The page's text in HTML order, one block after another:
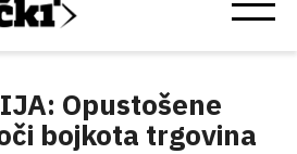
Opustošene
bojkota trgovina